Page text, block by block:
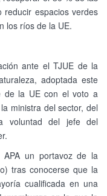
espacios verdes
los ríos de la UE.
ante el TJUE de la
adoptada este
de la UE con el voto a
ministra del sector, del
voluntad del jefe del
un portavoz de la
tras conocerse que la
cualificada en una